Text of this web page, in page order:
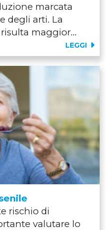
marcata
degli arti. La
maggior...
LEGGI
rischio di
valutare lo